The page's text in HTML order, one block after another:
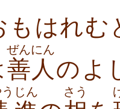
もはれ
善人
ぜんにん
のよ
じん さう